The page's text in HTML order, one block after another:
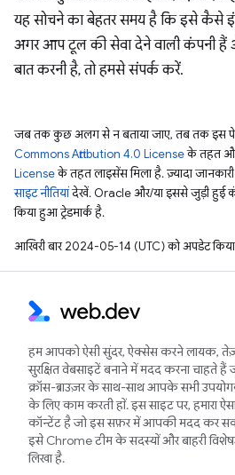
यह सोचने का बेहतर समय है कि इसे कैसे
अगर आप टूल की सेवा देने वाली कंपनी हैं
बात करनी है, तो हमसे संपर्क करें.
जब तक कुछ अलग से न बताया जाए, तब तक इस पेज
Commons Attribution 4.0 Licenseके तहत
Licenseके तहत लाइसेंस मिला है. ज़्यादा
साइट नीतियांदेखें. Oracle और/या इससे जुड़ी हुई
किया हुआ ट्रेडमार्क है.
आखिरी बार 2024-05-14 (UTC) को अपडेट
हम आपको ऐसी सुंदर, ऐक्सेस करने लायक,
सुरक्षित वेबसाइटें बनाने में मदद करना चाहते हैं
क्रॉस-ब्राउज़र के साथ-साथ आपके सभी
के लिए काम करती हों. इस साइट पर, हमारा
कॉन्टेंट है जो इस सफ़र में आपकी मदद कर
इसे Chrome टीम के सदस्यों और बाहरी
लिखा है.